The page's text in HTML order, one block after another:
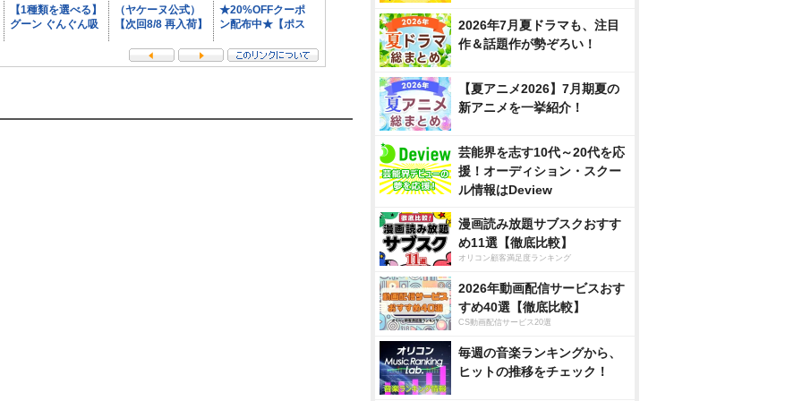
2026年7月夏ドラマも、注目
作＆話題作が勢ぞろい！
【夏アニメ2026】7月期夏の
新アニメを一挙紹介！
芸能界を志す10代～20代を応
援！オーディション・スクー
ル情報はDeview
漫画読み放題サブスクおすす
め11選【徹底比較】
オリコン顧客満足度ランキング
2026年動画配信サービスおす
すめ40選【徹底比較】
CS動画配信サービス20選
毎週の音楽ランキングから、
ヒットの推移をチェック！